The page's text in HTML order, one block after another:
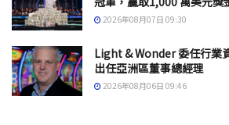
2026年08月07日 09:30
Light & Wonder 委任行業
出任亞洲區董事總經理
2026年08月06日 09:46